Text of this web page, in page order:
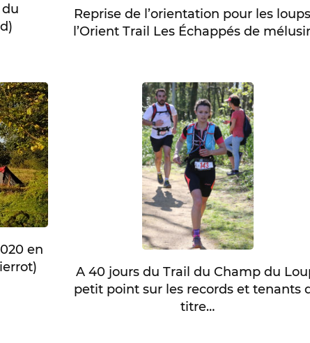
Reprise de l’orientation pour les
l’Orient Trail Les Échappés de
en
A 40 jours du Trail du Champ du
petit point sur les records et tenants
titre…